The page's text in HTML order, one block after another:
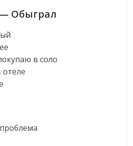
— Обыграл
в соло